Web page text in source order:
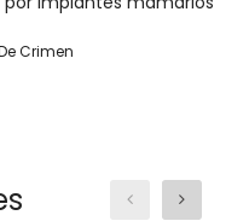
Crimen